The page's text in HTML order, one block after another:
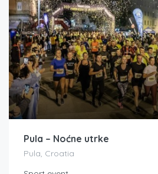
Pula – Noćne utrke
Pula, Croatia